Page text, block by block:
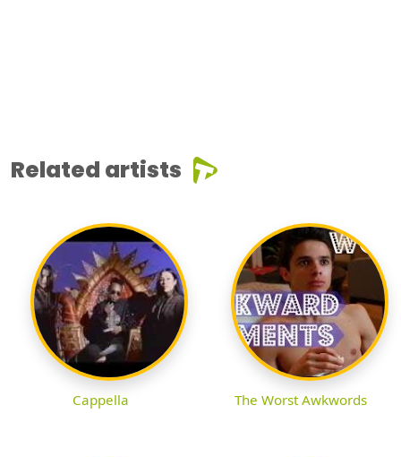
Related artists
Cappella The Worst Awkwords